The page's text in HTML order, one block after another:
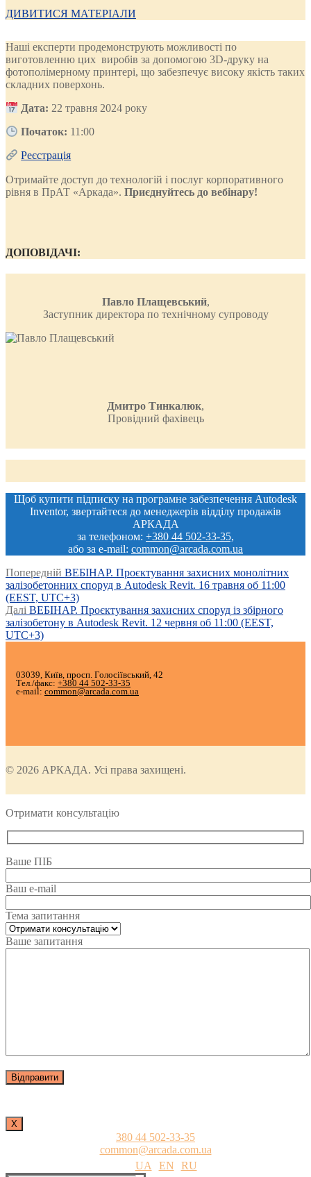
ДИВИТИСЯ МАТЕРІАЛИ
Наші експерти продемонструють можливості по
виготовленню цих виробів за допомогою 3D-друку на
фотополімерному принтері, що забезпечує високу якість таких
складних поверхонь.
Дата: 22 травня 2024 року
Початок: 11:00
Реєстрація
Отримайте доступ до технологій і послуг корпоративного
рівня в ПрАТ «Аркада». Приєднуйтесь до вебінару!
ДОПОВІДАЧІ:
Павло Плащевський,
Заступник директора по технічному супроводу
Дмитро Тинкалюк,
Провідний фахівець
Щоб купити підписку на програмне забезпечення Autodesk
Inventor, звертайтеся до менеджерів відділу продажів
АРКАДА
за телефоном: +380 44 502-33-35,
або за e-mail: common@arcada.com.ua
Post
navigation
Попередній Попередній
запис:
ВЕБІНАР. Проєктування захисних монолітних
залізобетонних споруд в Autodesk Revit. 16 травня об 11:00
(EEST, UTC+3)
Далі Наступний
запис:
ВЕБІНАР. Проєктування захисних споруд із збірного
залізобетону в Autodesk Revit. 12 червня об 11:00 (EEST,
UTC+3)
03039, Київ, просп. Голосіївський, 42
Тел./факс: +380 44 502-33-35
e-mail: common@arcada.com.ua
© 2026 АРКАДА. Усі права захищені.
Отримати консультацію
Ваше ПІБ
Ваш e-mail
Тема запитання
Ваше запитання
Х
380 44 502-33-35
common@arcada.com.ua
UA
EN
RU